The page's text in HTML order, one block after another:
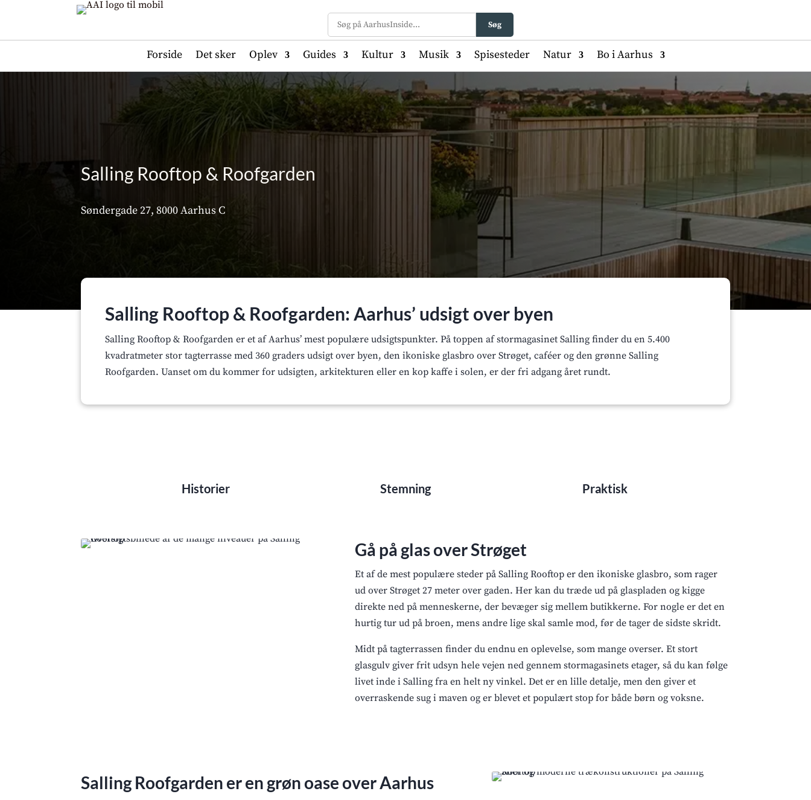
Søg
Forside Det sker Oplev Guides Kultur Musik Spisesteder Natur Bo i Aarhus
Salling Rooftop & Roofgarden
Søndergade 27, 8000 Aarhus C
Salling Rooftop & Roofgarden: Aarhus’ udsigt over byen
Salling Rooftop & Roofgarden er et af Aarhus’ mest populære udsigtspunkter. På toppen af stormagasinet Salling finder du en 5.400
kvadratmeter stor tagterrasse med 360 graders udsigt over byen, den ikoniske glasbro over Strøget, caféer og den grønne Salling
Roofgarden. Uanset om du kommer for udsigten, arkitekturen eller en kop kaffe i solen, er der fri adgang året rundt.
Historier Stemning Praktisk
Gå på glas over Strøget
Et af de mest populære steder på Salling Rooftop er den ikoniske glasbro, som rager
ud over Strøget 27 meter over gaden. Her kan du træde ud på glaspladen og kigge
direkte ned på menneskerne, der bevæger sig mellem butikkerne. For nogle er det en
hurtig tur ud på broen, mens andre lige skal samle mod, før de tager de sidste skridt.
Midt på tagterrassen finder du endnu en oplevelse, som mange overser. Et stort
glasgulv giver frit udsyn hele vejen ned gennem stormagasinets etager, så du kan følge
livet inde i Salling fra en helt ny vinkel. Det er en lille detalje, men den giver et
overraskende sug i maven og er blevet et populært stop for både børn og voksne.
Salling Roofgarden er en grøn oase over Aarhus